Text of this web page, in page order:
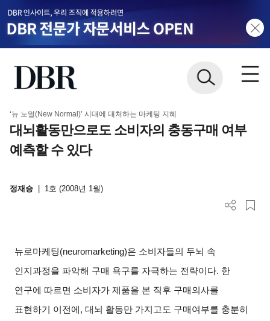
‘뉴 노멀(New Normal)’ 시대에 대처하는 마케팅 지혜
대뇌활동만으로도 소비자의 충동구매 여부
예측할 수 있다
정재승 1호 (2008년 1월)
뉴로마케팅(neuromarketing)은 소비자들의 두뇌 속
인지과정을 파악해 구매 욕구를 자극하는 전략이다. 한
연구에 따르면 소비자가 제품을 본 직후 구매의사를
표현하기 이전에 ,대뇌 활동만 가지고도 구매여부를 충분히